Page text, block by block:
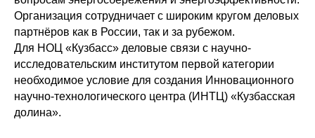
Организация сотрудничает с широким кругом деловых
партнёров как в России, так и за рубежом.
Для НОЦ «Кузбасс» деловые связи с научно-
исследовательским институтом первой категории
необходимое условие для создания Инновационного
научно-технологического центра (ИНТЦ) «Кузбасская
долина».